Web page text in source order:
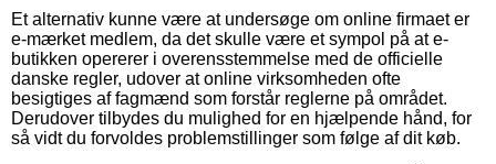
Et alternativ kunne være at undersøge om online firmaet er
e-mærket medlem, da det skulle være et sympol på at e-
butikken opererer i overensstemmelse med de officielle
danske regler, udover at online virksomheden ofte
besigtiges af fagmænd som forstår reglerne på området.
Derudover tilbydes du mulighed for en hjælpende hånd, for
så vidt du forvoldes problemstillinger som følge af dit køb.